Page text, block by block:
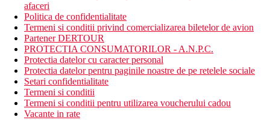
afaceri
Politica de confidentialitate
Termeni si conditii privind comercializarea biletelor de avion
Partener DERTOUR
PROTECTIA CONSUMATORILOR - A.N.P.C.
Protectia datelor cu caracter personal
Protectia datelor pentru paginile noastre de pe retelele sociale
Setari confidentialitate
Termeni si conditii
Termeni si conditii pentru utilizarea voucherului cadou
Vacante in rate